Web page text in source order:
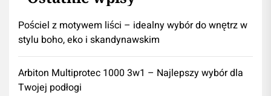
Pościel z motywem liści – idealny wybór do wnętrz w
stylu boho, eko i skandynawskim
Arbiton Multiprotec 1000 3w1 – Najlepszy wybór dla
Twojej podłogi